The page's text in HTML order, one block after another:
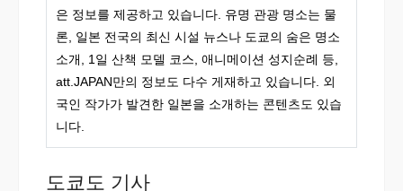
은 정보를 제공하고 있습니다. 유명 관광 명소는 물
론, 일본 전국의 최신 시설 뉴스나 도쿄의 숨은 명소
소개, 1일 산책 모델 코스, 애니메이션 성지순례 등,
att.JAPAN만의 정보도 다수 게재하고 있습니다. 외
국인 작가가 발견한 일본을 소개하는 콘텐츠도 있습
니다.
도쿄도 기사